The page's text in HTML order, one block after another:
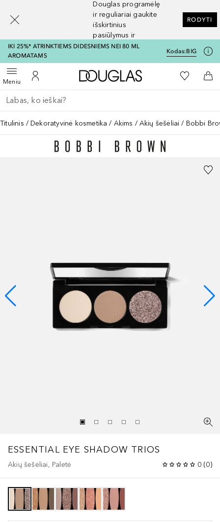
Douglas programėlę
ir reguliariai gaukite
išskirtinius
pasiūlymus ir
nuolaidas
RODYTI
IKI 25%* ATRINKTIEMS DIDESNIEMS NEI 80 ML
AROMATAMS
Kodas:BIG
MeniuAtidaryti meniuĮ mano paskyrą
Į Douglas pagrindinį
Į mano
Į
Grįžk atgal
Vykdykite paiešką
Titulinis Dekoratyvinė kosmetika Akims Akių šešėliai Bobbi
ESSENTIAL EYE SHADOW TRIOS
Akių šešėliai, Paletė 0 (0)
[navigation.slideout.screenreader]